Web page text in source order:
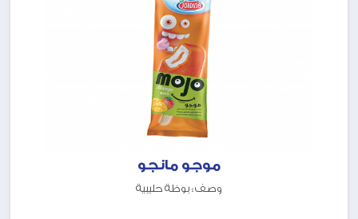
موجو مانجو
وصف : بوظة حليبية